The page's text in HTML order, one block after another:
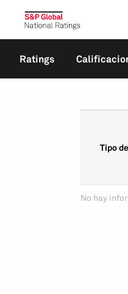
Ratings
Tipo
No hay